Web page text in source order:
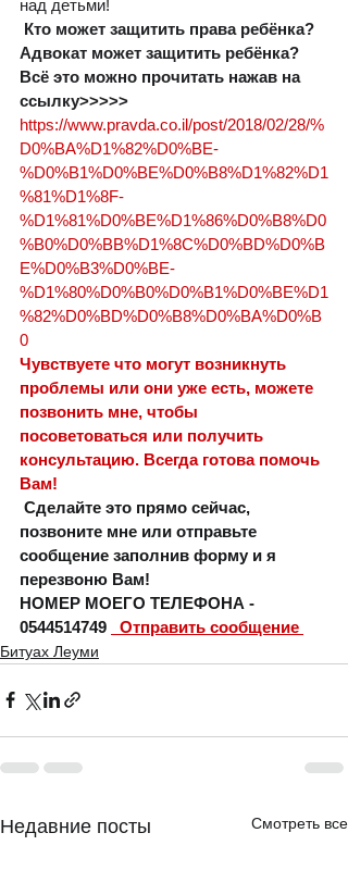
над детьми!
Кто может защитить права ребёнка?
Адвокат может защитить ребёнка?
Всё это можно прочитать нажав на
ссылку>>>>>
https://www.pravda.co.il/post/2018/02/28/%
D0%BA%D1%82%D0%BE-
%D0%B1%D0%BE%D0%B8%D1%82%D1
%81%D1%8F-
%D1%81%D0%BE%D1%86%D0%B8%D0
%B0%D0%BB%D1%8C%D0%BD%D0%B
E%D0%B3%D0%BE-
%D1%80%D0%B0%D0%B1%D0%BE%D1
%82%D0%BD%D0%B8%D0%BA%D0%B
0
Чувствуете что могут возникнуть
проблемы или они уже есть, можете
позвонить мне, чтобы
посоветоваться или получить
консультацию. Всегда готова помочь
Вам!
Сделайте это прямо сейчас,
позвоните мне или отправьте
сообщение заполнив форму и я
перезвоню Вам!
НОМЕР МОЕГО ТЕЛЕФОНА -
0544514749
  Отправить сообщение
Битуах Леуми
Недавние посты Смотреть все